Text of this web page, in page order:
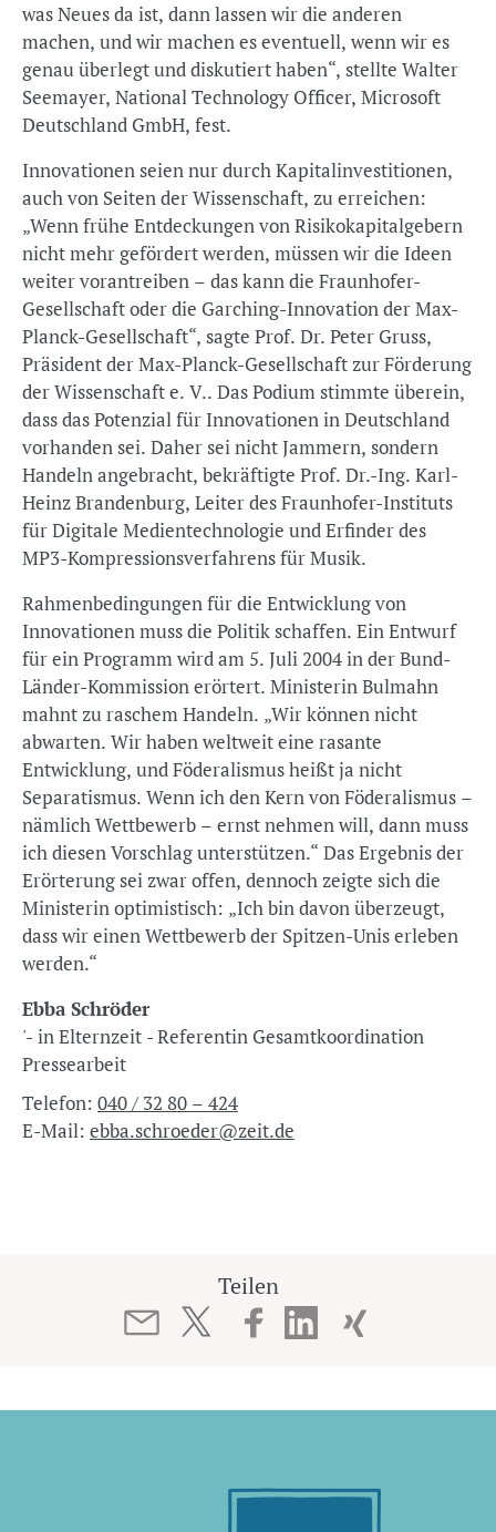
was Neues da ist, dann lassen wir die anderen
machen, und wir machen es eventuell, wenn wir es
genau überlegt und diskutiert haben“, stellte Walter
Seemayer, National Technology Officer, Microsoft
Deutschland GmbH, fest.
Innovationen seien nur durch Kapitalinvestitionen,
auch von Seiten der Wissenschaft, zu erreichen:
„Wenn frühe Entdeckungen von Risikokapitalgebern
nicht mehr gefördert werden, müssen wir die Ideen
weiter vorantreiben – das kann die Fraunhofer-
Gesellschaft oder die Garching-Innovation der Max-
Planck-Gesellschaft“, sagte Prof. Dr. Peter Gruss,
Präsident der Max-Planck-Gesellschaft zur Förderung
der Wissenschaft e. V.. Das Podium stimmte überein,
dass das Potenzial für Innovationen in Deutschland
vorhanden sei. Daher sei nicht Jammern, sondern
Handeln angebracht, bekräftigte Prof. Dr.-Ing. Karl-
Heinz Brandenburg, Leiter des Fraunhofer-Instituts
für Digitale Medientechnologie und Erfinder des
MP3-Kompressionsverfahrens für Musik.
Rahmenbedingungen für die Entwicklung von
Innovationen muss die Politik schaffen. Ein Entwurf
für ein Programm wird am 5. Juli 2004 in der Bund-
Länder-Kommission erörtert. Ministerin Bulmahn
mahnt zu raschem Handeln. „Wir können nicht
abwarten. Wir haben weltweit eine rasante
Entwicklung, und Föderalismus heißt ja nicht
Separatismus. Wenn ich den Kern von Föderalismus –
nämlich Wettbewerb – ernst nehmen will, dann muss
ich diesen Vorschlag unterstützen.“ Das Ergebnis der
Erörterung sei zwar offen, dennoch zeigte sich die
Ministerin optimistisch: „Ich bin davon überzeugt,
dass wir einen Wettbewerb der Spitzen-Unis erleben
werden.“
Ebba Schröder
'- in Elternzeit - Referentin Gesamtkoordination
Pressearbeit
Telefon: 040 / 32 80 – 424
E-Mail: ebba.schroeder@zeit.de
Teilen